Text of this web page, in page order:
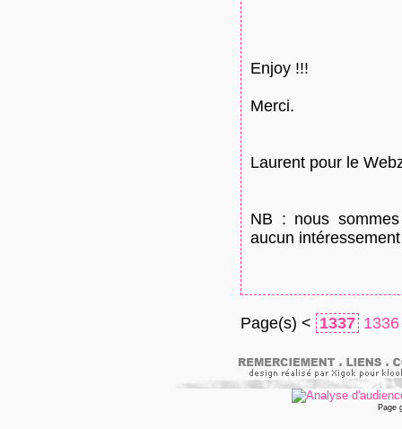
Enjoy !!!
Merci.
Laurent pour le
NB : nous
aucun
Page(s) < 1337 1336
Page